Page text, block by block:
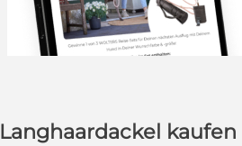
Langhaardackel